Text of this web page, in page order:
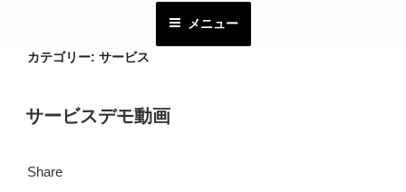
メニュー
カテゴリー: サービス
サービスデモ動画
Share